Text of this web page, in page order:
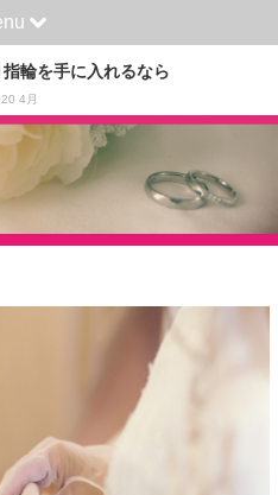
輪を手に入れるなら
4月